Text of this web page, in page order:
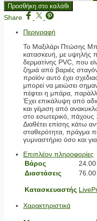
Προσθήκη στο καλάθι
Share
Περιγραφή
Το Μαξιλάρι Πτώσης
κατασκευή, με υψηλής
δερματίνης PVC, που
ζημιά από βαριές
προϊόν αυτό έχει
μπορεί να μειώσει
πέφτει η μπάρα,
Έχει επικάλυψη από
και γέμιση από
στο εσωτερικό,
Διαθέτει επίσης κάτω
σταθερότητα, πράγμα
γυμναστήριο όσο και για
Επιπλέον πληροφορίες
Βάρος
24.00
Διαστάσεις
Κατασκευαστής
Χαρακτηριστικά